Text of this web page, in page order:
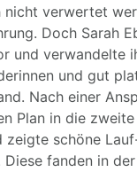
verwertet
Doch Sarah
und verwandelte
und gut
Nach einer
Plan in die
schöne
fanden in